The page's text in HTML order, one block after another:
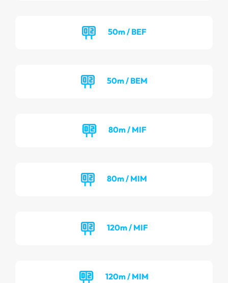
50m / BEF
50m / BEM
80m / MIF
80m / MIM
120m / MIF
120m / MIM